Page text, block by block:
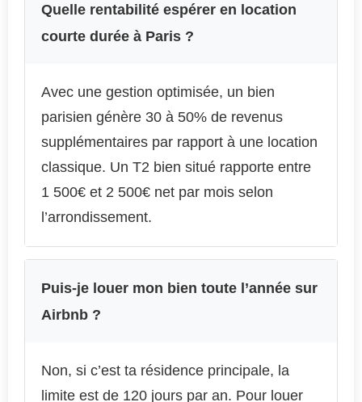
Quelle rentabilité espérer en location
courte durée à Paris ?
Avec une gestion optimisée, un bien
parisien génère 30 à 50% de revenus
supplémentaires par rapport à une location
classique. Un T2 bien situé rapporte entre
1 500€ et 2 500€ net par mois selon
l’arrondissement.
Puis-je louer mon bien toute l’année sur
Airbnb ?
Non, si c’est ta résidence principale, la
limite est de 120 jours par an. Pour louer